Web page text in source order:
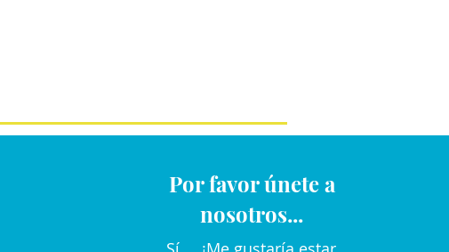
Por favor únete a
nosotros...